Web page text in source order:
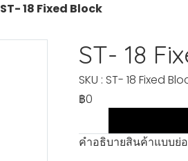
ST- 18 Fixed Block
ST- 18
SKU : ST- 18 Fixed
฿0
คำอธิบายสินค้าแบบย่อ